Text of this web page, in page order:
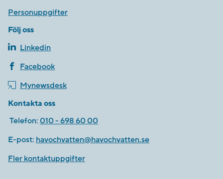
Personuppgifter
Följ oss
Linkedin
Facebook
Mynewsdesk
Kontakta oss
Telefon: 010 - 698 60 00
E-post: havochvatten@havochvatten.se
Fler kontaktuppgifter